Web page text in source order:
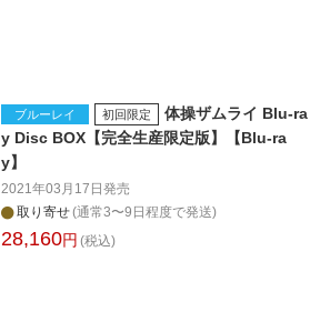
ブルーレイ 初回限定
体操ザムライ Blu-ra
y Disc BOX【完全生産限定版】【Blu-ra
y】
2021年03月17日 発売
取り寄せ(通常3〜9日程度で発送)
28,160円 (税込)